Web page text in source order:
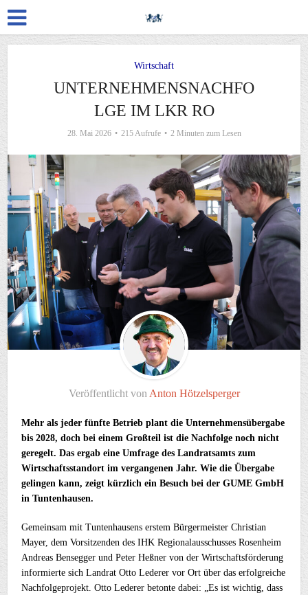
Wirtschaft
UNTERNEHMENSNACHFO
LGE IM LKR RO
28. Mai 2026 215 Aufrufe 2 Minuten zum Lesen
Veröffentlicht von Anton Hötzelsperger
Mehr als jeder fünfte Betrieb plant die Unternehmensübergabe
bis 2028, doch bei einem Großteil ist die Nachfolge noch nicht
geregelt. Das ergab eine Umfrage des Landratsamts zum
Wirtschaftsstandort im vergangenen Jahr. Wie die Übergabe
gelingen kann, zeigt kürzlich ein Besuch bei der GUME GmbH
in Tuntenhausen.
Gemeinsam mit Tuntenhausens erstem Bürgermeister Christian
Mayer, dem Vorsitzenden des IHK Regionalausschusses Rosenheim
Andreas Bensegger und Peter Heßner von der Wirtschaftsförderung
informierte sich Landrat Otto Lederer vor Ort über das erfolgreiche
Nachfolgeprojekt. Otto Lederer betonte dabei: „Es ist wichtig, dass